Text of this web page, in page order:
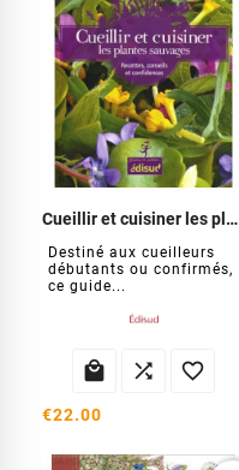
Cueillir et cuisiner les plantes sauvages
Destiné aux cueilleurs
débutants ou confirmés,
ce guide...
  
€22.00